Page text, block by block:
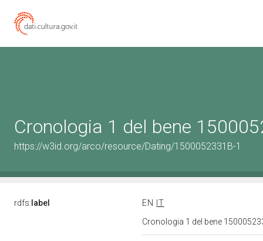
Cronologia 1 del bene
https://w3id.org/arco/resource/Dating/1500052331B-1
rdfs: label EN
IT
Cronologia 1 del bene